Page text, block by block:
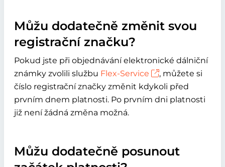
Můžu dodatečně změnit svou
registrační značku?
Pokud jste při objednávání elektronické dálniční
známky zvolili službu Flex-Service
, můžete si
číslo registrační značky změnit kdykoli před
prvním dnem platnosti. Po prvním dni platnosti
již není žádná změna možná.
Můžu dodatečně posunout